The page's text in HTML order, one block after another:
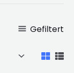
Gefiltert